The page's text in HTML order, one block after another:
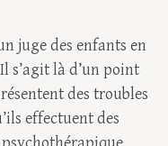
juge des enfants en
s’agit là d’un point
des troubles
effectuent des